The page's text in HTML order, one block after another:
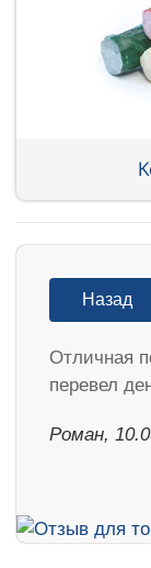
Назад
Отличная
перевел
Роман,